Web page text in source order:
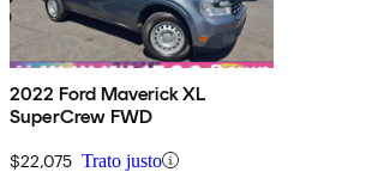
2022 Ford Maverick XL
SuperCrew FWD
$22,075 Trato justo